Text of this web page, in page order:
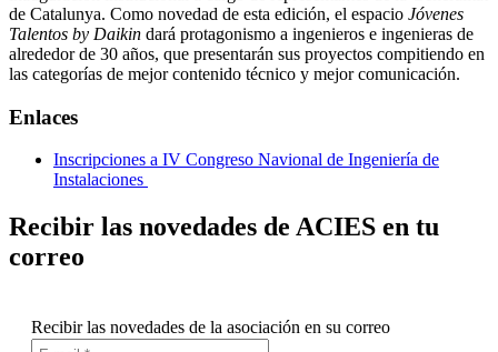
de Catalunya. Como novedad de esta edición, el espacio Jóvenes
Talentos by Daikin dará protagonismo a ingenieros e ingenieras de
alrededor de 30 años, que presentarán sus proyectos compitiendo en
las categorías de mejor contenido técnico y mejor comunicación.
Enlaces
Inscripciones a IV Congreso Navional de Ingeniería de
Instalaciones
Recibir las novedades de ACIES en tu
correo
Recibir las novedades de la asociación en su correo